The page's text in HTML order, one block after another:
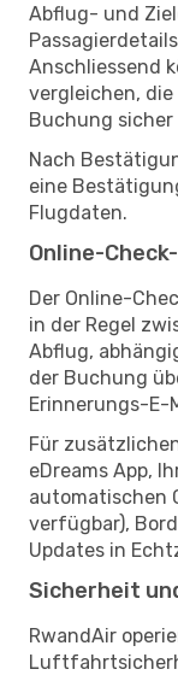
Abflug- und
Anschliessend
vergleichen,
Buchung sicher
Nach
eine
Flugdaten.
Online-
Der Online-
in der Regel
Abflug,
der Buchung
Erinnerungs-E-
Für
eDreams App,
automatischen
verfügbar),
Updates in
Sicherheit
RwandAir